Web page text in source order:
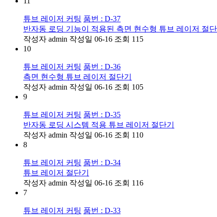
튜브 레이저 커팅 품번 : D-37
반자동 로딩 기능이 적용된 측면 현수형 튜브 레이저 절
작성자 admin 작성일 06-16 조회 115
10
튜브 레이저 커팅 품번 : D-36
측면 현수형 튜브 레이저 절단기
작성자 admin 작성일 06-16 조회 105
9
튜브 레이저 커팅 품번 : D-35
반자동 로딩 시스템 적용 튜브 레이저 절단기
작성자 admin 작성일 06-16 조회 110
8
튜브 레이저 커팅 품번 : D-34
튜브 레이저 절단기
작성자 admin 작성일 06-16 조회 116
7
튜브 레이저 커팅 품번 : D-33